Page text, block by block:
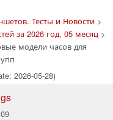
Тесты и Новости>
за 2026 год, 05 месяц>
модели часов для
2026-05-28)